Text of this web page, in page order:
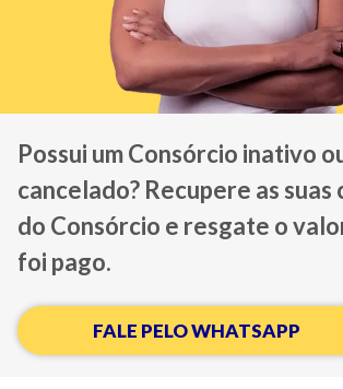
Possui um Consórcio inativo
cancelado? Recupere as suas
do Consórcio e resgate o
foi pago.
FALE PELO WHATSAPP